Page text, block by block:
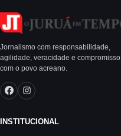
Jornalismo com responsabilidade,
agilidade, veracidade e compromisso
com o povo acreano.
INSTITUCIONAL